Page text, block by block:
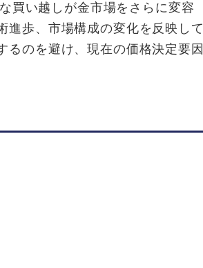
買い越しが金市場をさらに変容
進歩、市場構成の変化を反映して
るのを避け、現在の価格決定要因